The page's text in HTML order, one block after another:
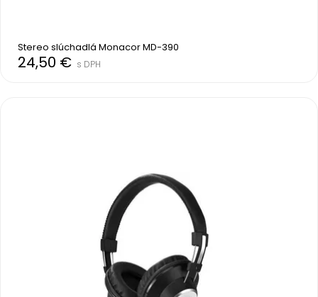
Stereo slúchadlá Monacor MD-390
24,50 € s DPH